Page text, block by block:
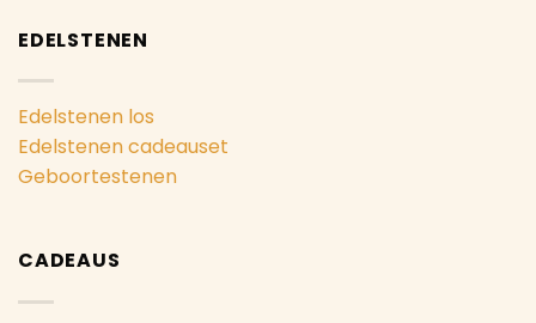
EDELSTENEN
Edelstenen los
Edelstenen cadeauset
Geboortestenen
CADEAUS